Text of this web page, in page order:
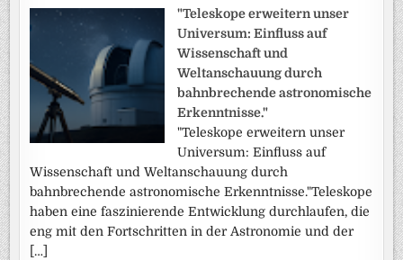
"Teleskope erweitern unser
Universum: Einfluss auf
Wissenschaft und
Weltanschauung durch
bahnbrechende astronomische
Erkenntnisse."
"Teleskope erweitern unser
Universum: Einfluss auf
Wissenschaft und Weltanschauung durch
bahnbrechende astronomische Erkenntnisse."Teleskope
haben eine faszinierende Entwicklung durchlaufen, die
eng mit den Fortschritten in der Astronomie und der
[…]